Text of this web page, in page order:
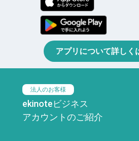
アプリについて詳しく
法人のお客様
ekinoteビジネス
アカウントのご紹介